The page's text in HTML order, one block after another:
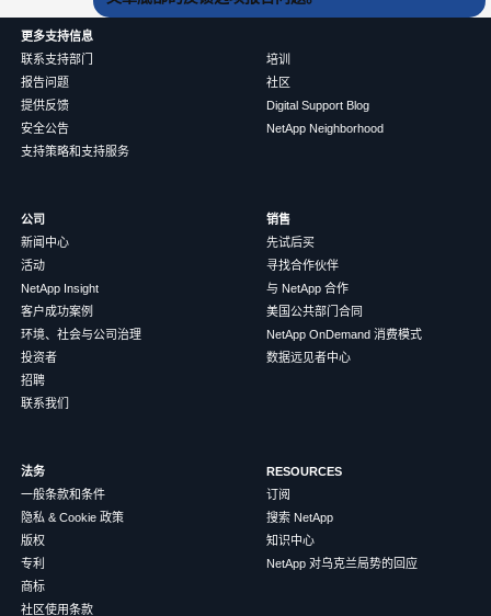
更多支持信息
联系支持部门
报告问题
提供反馈
安全公告
支持策略和支持服务
培训
社区
Digital Support Blog
NetApp Neighborhood
公司
新闻中心
活动
NetApp Insight
客户成功案例
环境、社会与公司治理
投资者
招聘
联系我们
销售
先试后买
寻找合作伙伴
与 NetApp 合作
美国公共部门合同
NetApp OnDemand 消费模式
数据远见者中心
法务
一般条款和条件
隐私 & Cookie 政策
版权
专利
商标
社区使用条款
RESOURCES
订阅
搜索 NetApp
知识中心
NetApp 对乌克兰局势的回应